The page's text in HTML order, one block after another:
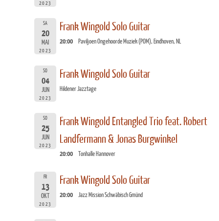
2023
SA
20
MAI
2023
Frank Wingold Solo Guitar
20:00 Paviljoen Ongehoorde Muziek (POM), Eindhoven, NL
SO
04
JUN
2023
Frank Wingold Solo Guitar
Hildener Jazztage
SO
25
JUN
2023
Frank Wingold Entangled Trio feat. Robert
Landfermann & Jonas Burgwinkel
20:00 Tonhalle Hannover
FR
13
OKT
2023
Frank Wingold Solo Guitar
20:00 Jazz Mission Schwäbisch Gmünd